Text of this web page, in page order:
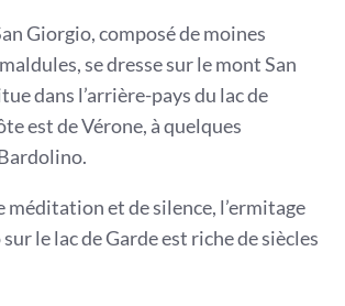
Giorgio, composé de moines
se dresse sur le mont San
dans l’arrière-pays du lac de
est de Vérone, à quelques
méditation et de silence, l’ermitage
le lac de Garde est riche de siècles